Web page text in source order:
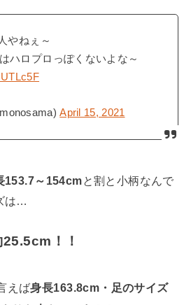
やねぇ～
ハロプロっぽくないよな～
April 15, 2021
153.7～154cmと割と小柄なんで
は…
25.5cm！！
えば身長163.8cm・足のサイズ